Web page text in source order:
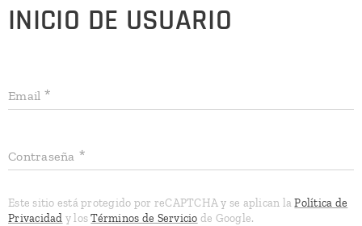
INICIO DE USUARIO
Email
Contraseña
Este sitio está protegido por reCAPTCHA y se aplican laPolítica de
Privacidad y losTérminos de Servicio de Google.